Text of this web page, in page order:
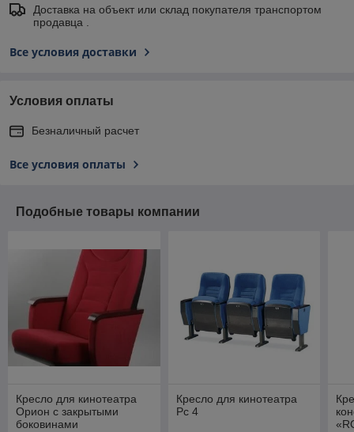
Доставка на объект или склад покупателя транспортом
продавца .
Все условия доставки
Условия оплаты
Безналичный расчет
Все условия оплаты
Подобные товары компании
Кресло для кинотеатра
Орион с закрытыми
боковинами
Кресло для кинотеатра
Рс 4